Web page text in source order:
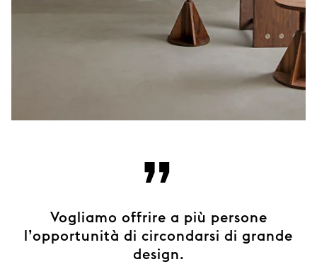
”
Vogliamo offrire a più persone
l’opportunità di circondarsi di grande
design.